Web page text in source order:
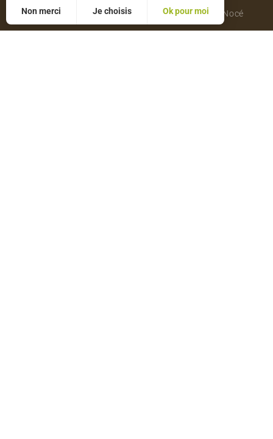
Maison du Parc - Manoir de Courboyer 61340 Nocé
Non merci Je choisis Ok pour moi